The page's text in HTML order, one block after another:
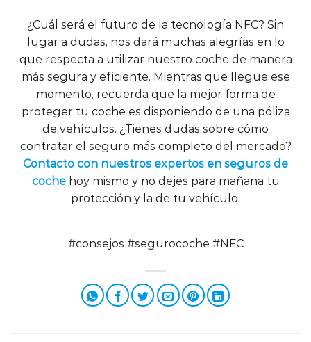
¿Cuál será el futuro de la tecnología NFC? Sin
lugar a dudas, nos dará muchas alegrías en lo
que respecta a utilizar nuestro coche de manera
más segura y eficiente. Mientras que llegue ese
momento, recuerda que la mejor forma de
proteger tu coche es disponiendo de una póliza
de vehículos. ¿Tienes dudas sobre cómo
contratar el seguro más completo del mercado?
Contacto con nuestros expertos en seguros de
cochehoy mismo y no dejes para mañana tu
protección y la de tu vehículo.
#consejos #segurocoche #NFC